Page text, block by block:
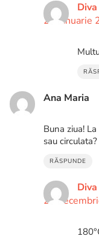
20 ianuarie
Ana Maria
Buna ziua!
sau
RĂSPUNDE
22